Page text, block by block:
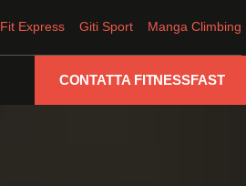
Fit Express Giti Sport Manga Climbing
CONTATTA FITNESSFAST